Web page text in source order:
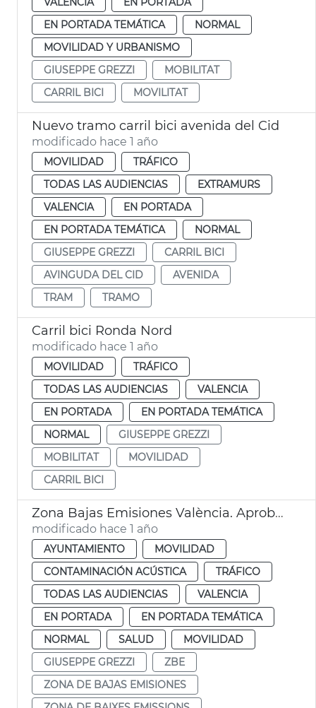
EN PORTADA TEMÁTICA
NORMAL
MOVILIDAD Y URBANISMO
GIUSEPPE GREZZI
MOBILITAT
CARRIL BICI
MOVILITAT
Nuevo tramo carril bici avenida del Cid
modificado hace 1 año
MOVILIDAD
TRÁFICO
TODAS LAS AUDIENCIAS
EXTRAMURS
VALENCIA
EN PORTADA
EN PORTADA TEMÁTICA
NORMAL
GIUSEPPE GREZZI
CARRIL BICI
AVINGUDA DEL CID
AVENIDA
TRAM
TRAMO
Carril bici Ronda Nord
modificado hace 1 año
MOVILIDAD
TRÁFICO
TODAS LAS AUDIENCIAS
VALENCIA
EN PORTADA
EN PORTADA TEMÁTICA
NORMAL
GIUSEPPE GREZZI
MOBILITAT
MOVILIDAD
CARRIL BICI
Zona Bajas Emisiones València. Aprobación por el Pleno
modificado hace 1 año
AYUNTAMIENTO
MOVILIDAD
CONTAMINACIÓN ACÚSTICA
TRÁFICO
TODAS LAS AUDIENCIAS
VALENCIA
EN PORTADA
EN PORTADA TEMÁTICA
NORMAL
SALUD
MOVILIDAD
GIUSEPPE GREZZI
ZBE
ZONA DE BAJAS EMISIONES